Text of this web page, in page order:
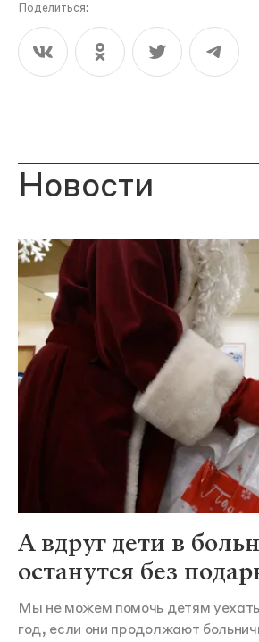
Поделиться:
Новости
А вдруг дети в
останутся без
Мы не можем помочь детям
год, если они продолжают